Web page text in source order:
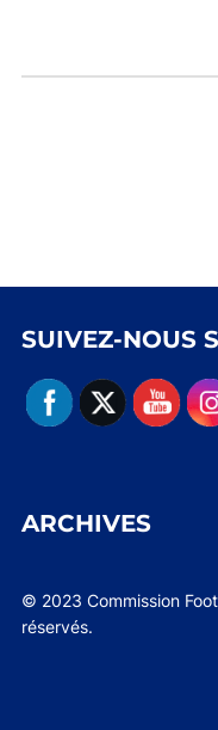
SUIVEZ-NOUS
ARCHIVES
© 2023 Commission
réservés.